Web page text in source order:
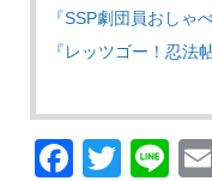
『SSP劇団員おしゃ
『レッツゴー！忍